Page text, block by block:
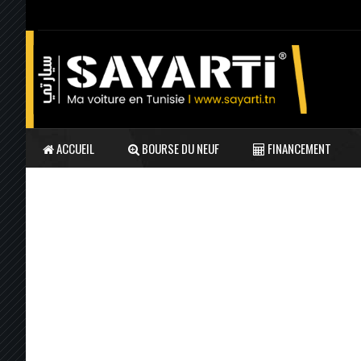
ACCUEIL BOURSE DU NEUF FINANCEMENT